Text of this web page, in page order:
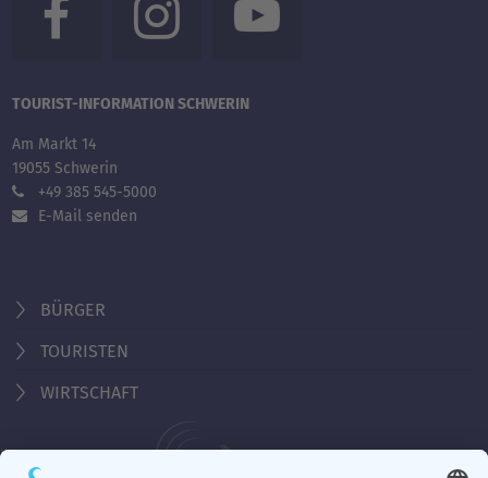
TOURIST-INFORMATION SCHWERIN
Am Markt 14
19055 Schwerin
+49 385 545-5000
E-Mail senden
BÜRGER
TOURISTEN
WIRTSCHAFT